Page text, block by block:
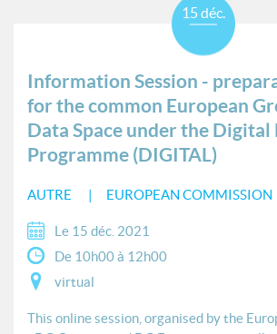
Information Session -
for the common European
Data Space under the Digital
Programme (DIGITAL)
AUTRE EUROPEAN COMMISSION
15 déc.
Le 15 déc. 2021
De 10h00 à 12h00
virtual
This online session, organised by the